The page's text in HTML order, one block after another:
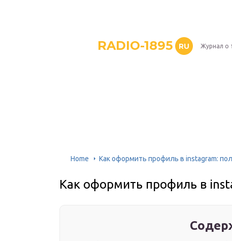
RADIO-1895 RU Журнал о
Home Как оформить профиль в instagram:
Как оформить профиль в